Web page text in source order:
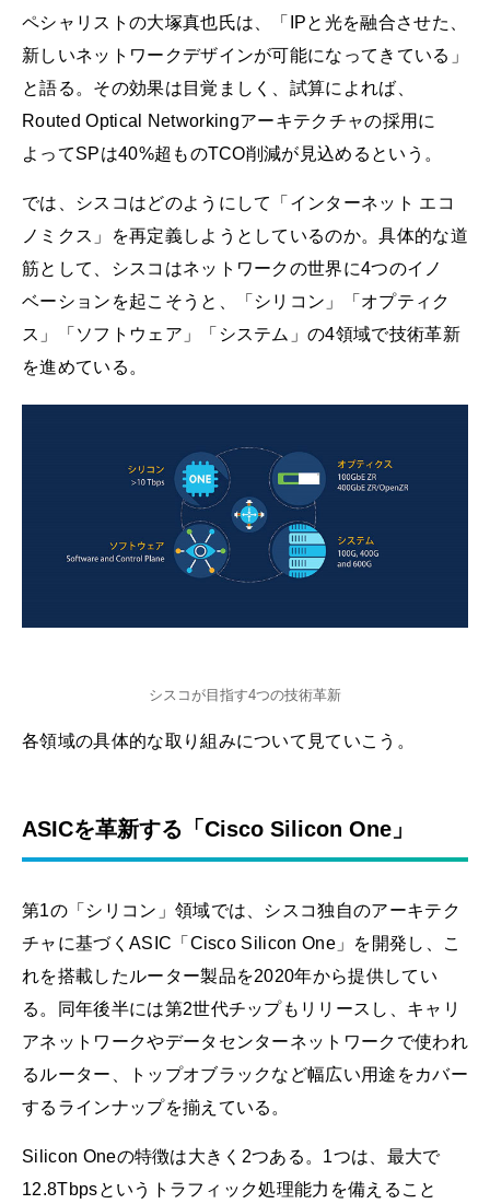
ペシャリストの大塚真也氏は、「IPと光を融合させた、
新しいネットワークデザインが可能になってきている」
と語る。その効果は目覚ましく、試算によれば、
Routed Optical Networkingアーキテクチャの採用に
よってSPは40%超ものTCO削減が見込めるという。
では、シスコはどのようにして「インターネット エコ
ノミクス」を再定義しようとしているのか。具体的な道
筋として、シスコはネットワークの世界に4つのイノ
ベーションを起こそうと、「シリコン」「オプティク
ス」「ソフトウェア」「システム」の4領域で技術革新
を進めている。
シスコが目指す4つの技術革新
各領域の具体的な取り組みについて見ていこう。
ASICを革新する「Cisco Silicon One」
第1の「シリコン」領域では、シスコ独自のアーキテク
チャに基づくASIC「Cisco Silicon One」を開発し、こ
れを搭載したルーター製品を2020年から提供してい
る。同年後半には第2世代チップもリリースし、キャリ
アネットワークやデータセンターネットワークで使われ
るルーター、トップオブラックなど幅広い用途をカバー
するラインナップを揃えている。
Silicon Oneの特徴は大きく2つある。1つは、最大で
12.8Tbpsというトラフィック処理能力を備えること